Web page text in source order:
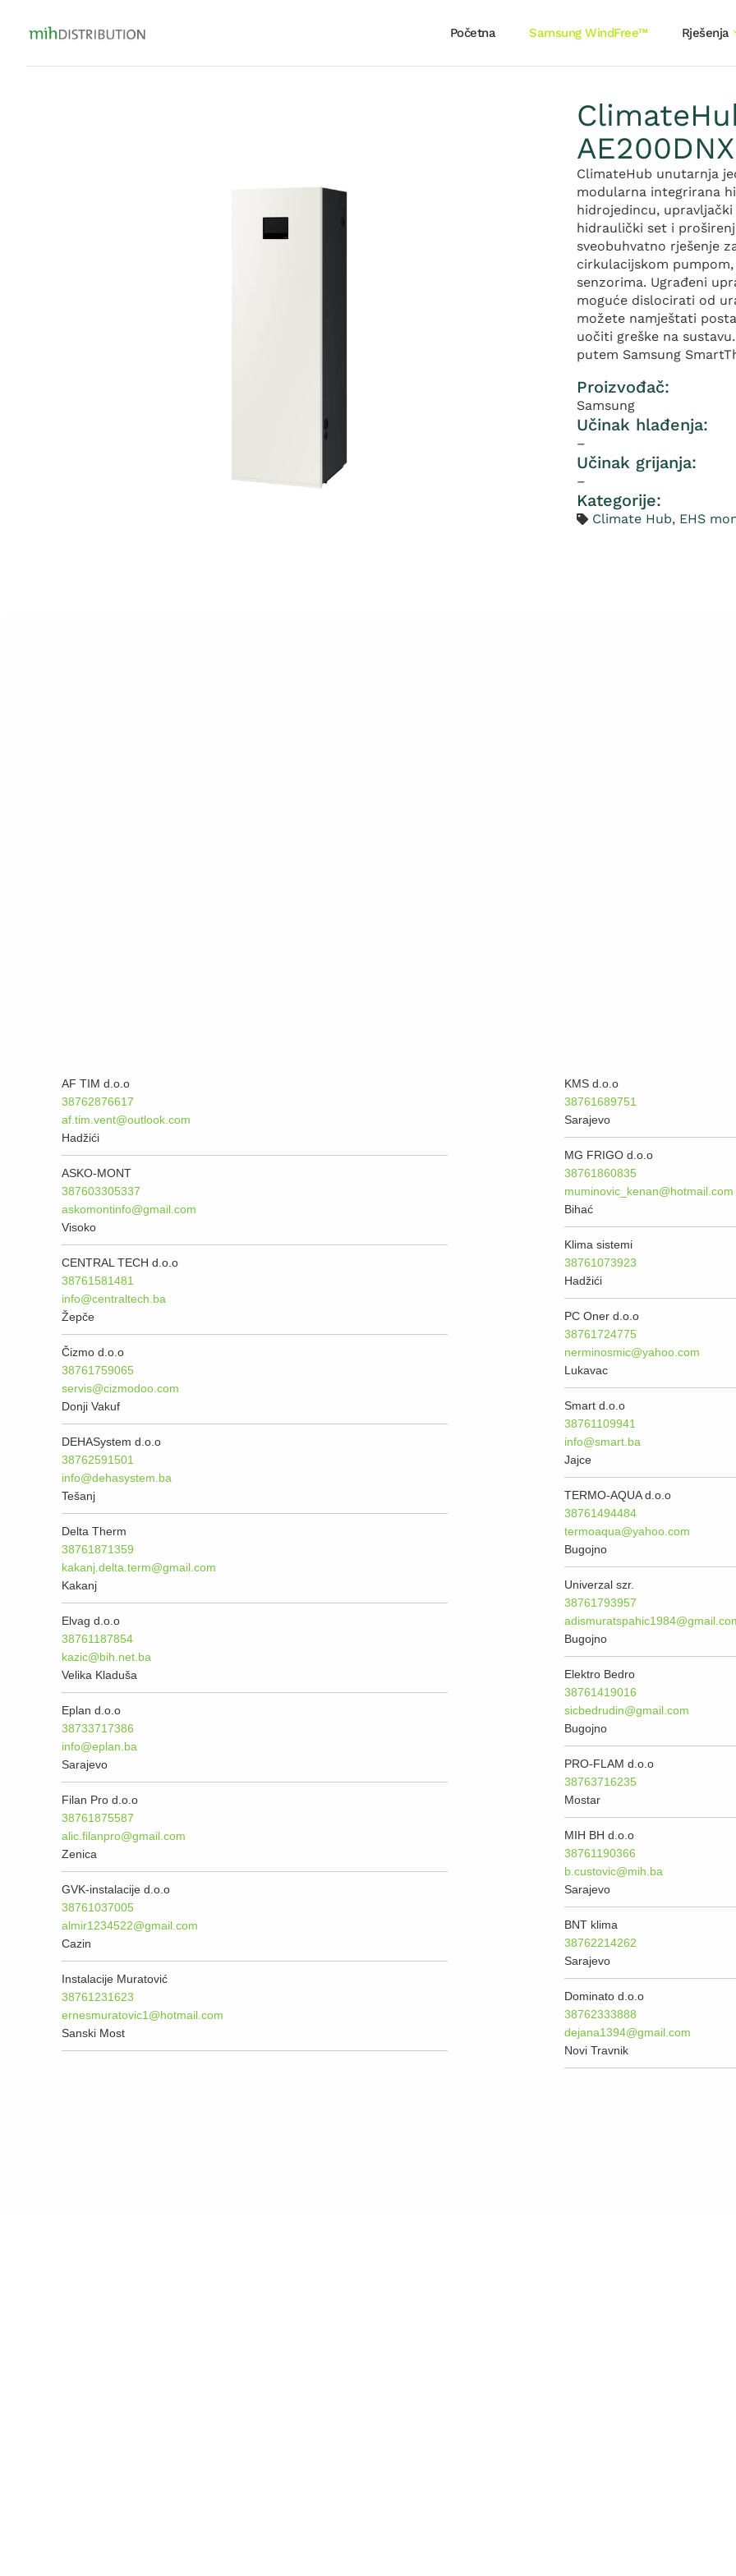
Početna Samsung WindFree™ Rješenja
ClimateHub unutarnja
modularna integrirana
hidrojedincu,
hidraulički set i
sveobuhvatno rješenje
cirkulacijskom
senzorima. Ugrađeni
moguće dislocirati od
možete namještati
uočiti greške na
putem Samsung
Proizvođač:
Samsung
Učinak hlađenja:
–
Učinak grijanja:
–
Kategorije:
Climate Hub, EHS
AF TIM d.o.o
38762876617
af.tim.vent@outlook.com
Hadžići
ASKO-MONT
387603305337
askomontinfo@gmail.com
Visoko
CENTRAL TECH d.o.o
38761581481
info@centraltech.ba
Žepče
Čizmo d.o.o
38761759065
servis@cizmodoo.com
Donji Vakuf
DEHASystem d.o.o
38762591501
info@dehasystem.ba
Tešanj
Delta Therm
38761871359
kakanj.delta.term@gmail.com
Kakanj
Elvag d.o.o
38761187854
kazic@bih.net.ba
Velika Kladuša
Eplan d.o.o
38733717386
info@eplan.ba
Sarajevo
Filan Pro d.o.o
38761875587
alic.filanpro@gmail.com
Zenica
GVK-instalacije d.o.o
38761037005
almir1234522@gmail.com
Cazin
Instalacije Muratović
38761231623
ernesmuratovic1@hotmail.com
Sanski Most
KMS d.o.o
38761689751
Sarajevo
MG FRIGO d.o.o
38761860835
muminovic_kenan@hotmail.com
Bihać
Klima sistemi
38761073923
Hadžići
PC Oner d.o.o
38761724775
nerminosmic@yahoo.com
Lukavac
Smart d.o.o
38761109941
info@smart.ba
Jajce
TERMO-AQUA d.o.o
38761494484
termoaqua@yahoo.com
Bugojno
Univerzal szr.
38761793957
Bugojno
Elektro Bedro
38761419016
sicbedrudin@gmail.com
Bugojno
PRO-FLAM d.o.o
38763716235
Mostar
MIH BH d.o.o
38761190366
b.custovic@mih.ba
Sarajevo
BNT klima
38762214262
Sarajevo
Dominato d.o.o
38762333888
dejana1394@gmail.com
Novi Travnik